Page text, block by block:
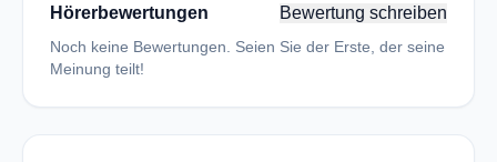
Hörerbewertungen Bewertung schreiben
Noch keine Bewertungen. Seien Sie der Erste, der seine
Meinung teilt!